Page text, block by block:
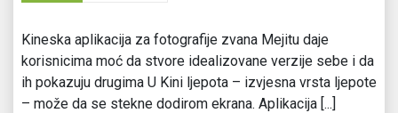
Kineska aplikacija za fotografije zvana Mejitu daje
korisnicima moć da stvore idealizovane verzije sebe i da
ih pokazuju drugima U Kini ljepota – izvjesna vrsta ljepote
– može da se stekne dodirom ekrana. Aplikacija [...]